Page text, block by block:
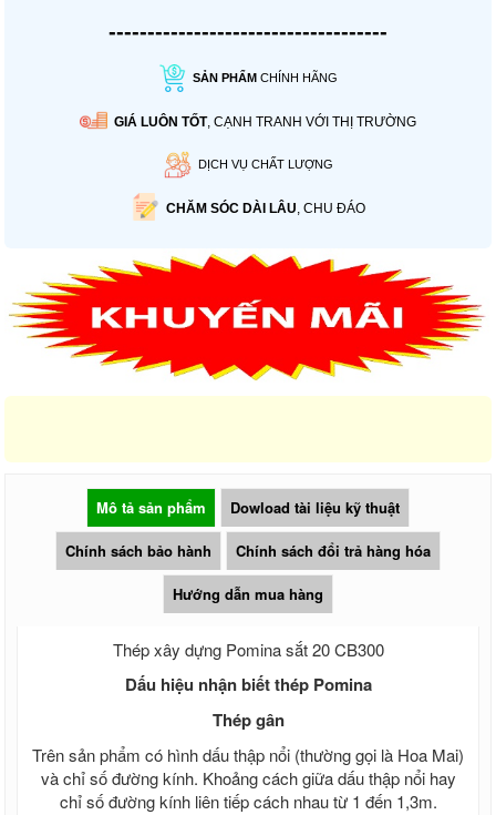
------------------------------------
SẢN PHẨM CHÍNH HÃNG
GIÁ LUÔN TỐT, CẠNH TRANH VỚI THỊ TRƯỜNG
DỊCH VỤ CHẤT LƯỢNG
CHĂM SÓC DÀI LÂU, CHU ĐÁO
Mô tả sản phẩm Dowload tài liệu kỹ thuật
Chính sách bảo hành Chính sách đổi trả hàng hóa
Hướng dẫn mua hàng
Thép xây dựng Pomina sắt 20 CB300
Dấu hiệu nhận biết thép Pomina
Thép gân
Trên sản phẩm có hình dấu thập nổi (thường gọi là Hoa Mai)
và chỉ số đường kính. Khoảng cách giữa dấu thập nổi hay
chỉ số đường kính liên tiếp cách nhau từ 1 đến 1,3m.